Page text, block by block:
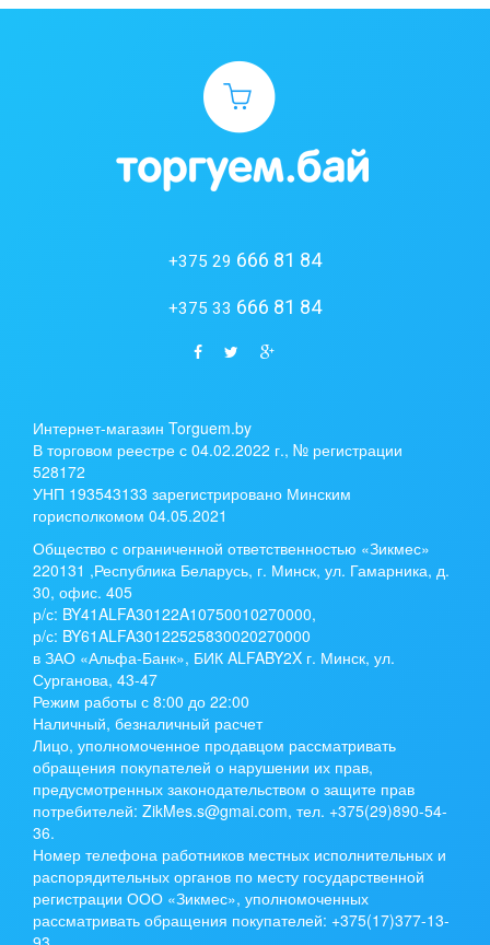
+375 29 666 81 84
+375 33 666 81 84
Интернет-магазин Torguem.by
В торговом реестре с 04.02.2022 г., № регистрации
528172
УНП 193543133 зарегистрировано Минским
горисполкомом 04.05.2021
Общество с ограниченной ответственностью «Зикмес»
220131 ,Республика Беларусь, г. Минск, ул. Гамарника, д.
30, офис. 405
р/с: BY41ALFA30122A10750010270000,
р/с: BY61ALFA30122525830020270000
в ЗАО «Альфа-Банк», БИК ALFABY2X г. Минск, ул.
Сурганова, 43-47
Режим работы с 8:00 до 22:00
Наличный, безналичный расчет
Лицо, уполномоченное продавцом рассматривать
обращения покупателей о нарушении их прав,
предусмотренных законодательством о защите прав
потребителей: ZikMes.s@gmai.com, тел. +375(29)890-54-
36.
Номер телефона работников местных исполнительных и
распорядительных органов по месту государственной
регистрации ООО «Зикмес», уполномоченных
рассматривать обращения покупателей: +375(17)377-13-